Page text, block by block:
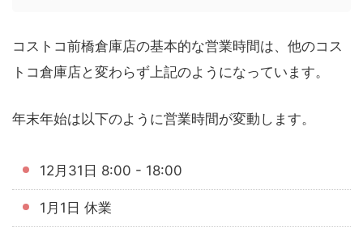
コストコ前橋倉庫店の基本的な営業時間は、他のコス
トコ倉庫店と変わらず上記のようになっています。
年末年始は以下のように営業時間が変動します。
12月31日 8:00 - 18:00
1月1日 休業